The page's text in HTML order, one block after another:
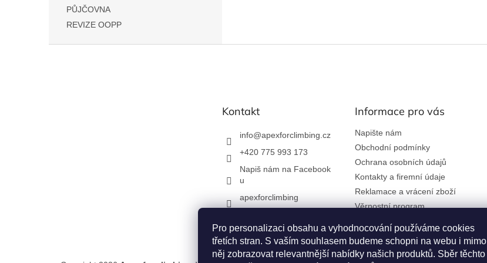
Pro personalizaci obsahu a vyhodnocování používáme cookies
třetích stran. S vaším souhlasem budeme schopni na webu i mimo
něj zobrazovat relevantnější nabídky našich produktů. Sběr těchto
PŮJČOVNA
REVIZE OOPP
Kontakt
info@apexforclimbing.cz
+420 775 993 173
Napiš nám na Facebook
u
apexforclimbing
Informace pro vás
Napište nám
Obchodní podmínky
Ochrana osobních údajů
Kontakty a firemní údaje
Reklamace a vrácení zboží
Věrnostní program